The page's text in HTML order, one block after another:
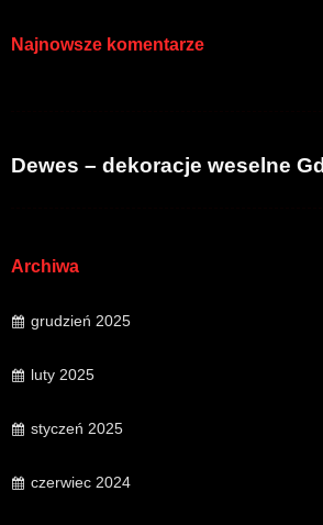
Najnowsze komentarze
Dewes – dekoracje weselne
Archiwa
grudzień 2025
luty 2025
styczeń 2025
czerwiec 2024